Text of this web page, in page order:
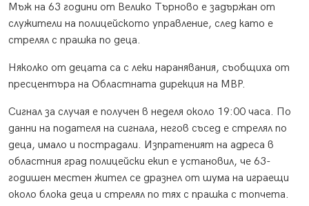
Мъж на 63 години от Велико Търново е задържан от
служители на полицейското управление, след като е
стрелял с прашка по деца.
Няколко от децата са с леки наранявания, съобщиха от
пресцентъра на Областната дирекция на МВР.
Сигнал за случая е получен в неделя около 19:00 часа. По
данни на подателя на сигнала, негов съсед е стрелял по
деца, имало и пострадали. Изпратеният на адреса в
областния град полицейски екип е установил, че 63-
годишен местен жител се дразнел от шума на играещи
около блока деца и стрелял по тях с прашка с топчета.